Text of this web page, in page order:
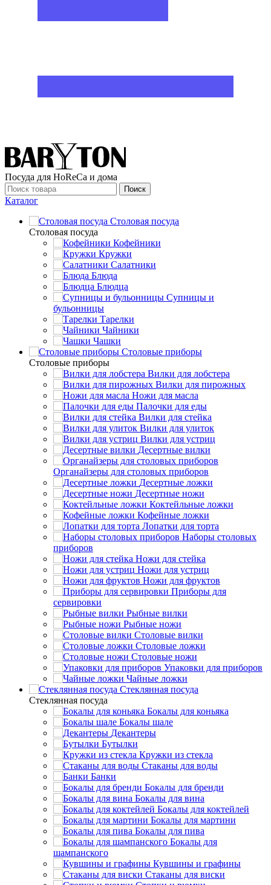
Посуда для HoReCa и дома
Поиск
Каталог
Столовая посуда
Столовая посуда
Кофейники
Кружки
Салатники
Блюда
Блюдца
Супницы и
бульонницы
Тарелки
Чайники
Чашки
Cтоловые приборы
Cтоловые приборы
Вилки для лобстера
Вилки для пирожных
Ножи для масла
Палочки для еды
Вилки для стейка
Вилки для улиток
Вилки для устриц
Десертные вилки
Органайзеры для столовых приборов
Десертные ложки
Десертные ножи
Коктейльные ложки
Кофейные ложки
Лопатки для торта
Наборы столовых
приборов
Ножи для стейка
Ножи для устриц
Ножи для фруктов
Приборы для
сервировки
Рыбные вилки
Рыбные ножи
Столовые вилки
Столовые ложки
Столовые ножи
Упаковки для приборов
Чайные ложки
Стеклянная посуда
Стеклянная посуда
Бокалы для коньяка
Бокалы шале
Декантеры
Бутылки
Кружки из стекла
Стаканы для воды
Банки
Бокалы для бренди
Бокалы для вина
Бокалы для коктейлей
Бокалы для мартини
Бокалы для пива
Бокалы для
шампанского
Кувшины и графины
Стаканы для виски